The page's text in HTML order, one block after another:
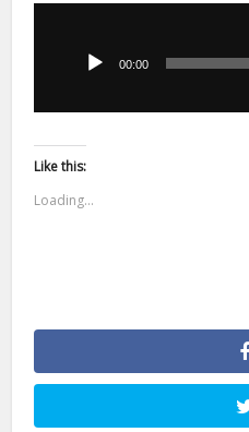
dźwiękowych00:00
Like this:
Loading...